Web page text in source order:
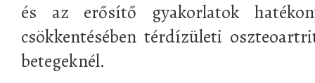
és az erősítő gyakorlatok
csökkentésében térdízületi
betegeknél.